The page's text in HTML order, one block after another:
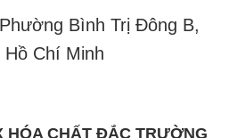
Bình Trị Đông B,
Hồ Chí Minh
HÓA CHẤT ĐẮC TRƯỜNG